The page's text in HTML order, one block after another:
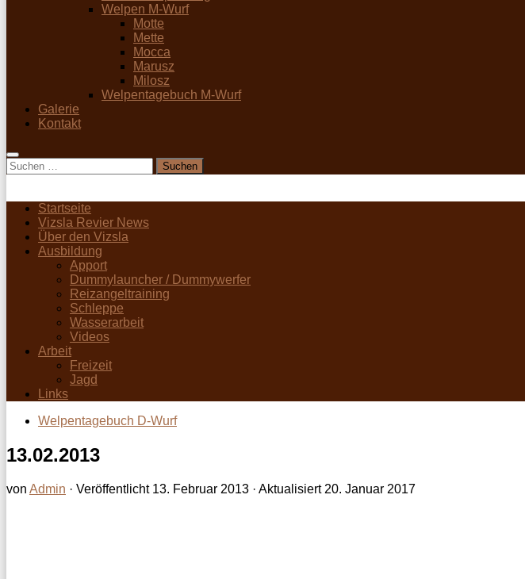
Welpen M-Wurf
Motte
Mette
Mocca
Marusz
Milosz
Welpentagebuch M-Wurf
Galerie
Kontakt
Suchen
nach:
Startseite
Vizsla Revier News
Über den Vizsla
Ausbildung
Apport
Dummylauncher / Dummywerfer
Reizangeltraining
Schleppe
Wasserarbeit
Videos
Arbeit
Freizeit
Jagd
Links
Welpentagebuch D-Wurf
13.02.2013
von Admin · Veröffentlicht 13. Februar 2013 · Aktualisiert 20. Januar 2017